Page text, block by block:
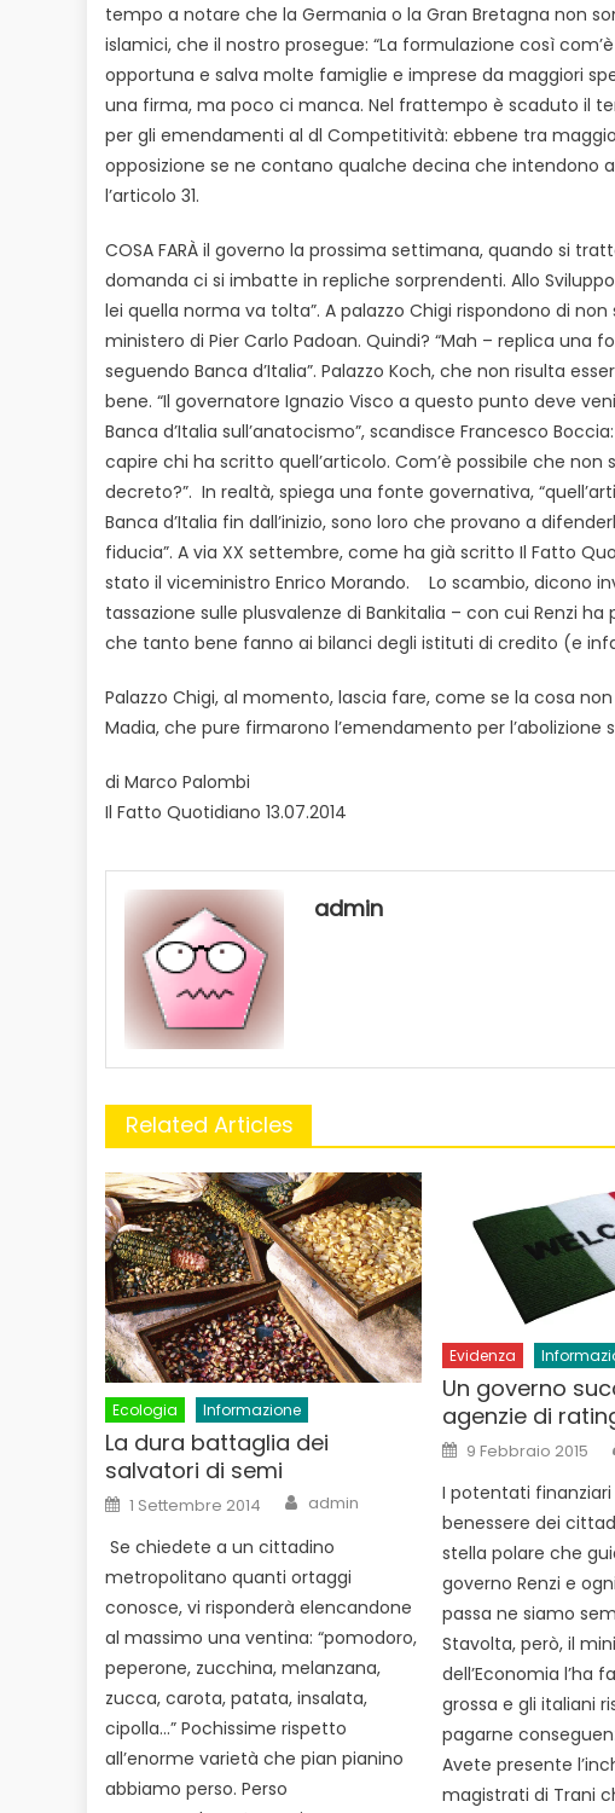
tempo a notare che la Germania o la Gran Bretagna non
islamici, che il nostro prosegue: “La formulazione così
opportuna e salva molte famiglie e imprese da maggiori
una firma, ma poco ci manca. Nel frattempo è scaduto il
per gli emendamenti al dl Competitività: ebbene tra
opposizione se ne contano qualche decina che intendono
l’articolo 31.
COSA FARÀ il governo la prossima settimana, quando si
domanda ci si imbatte in repliche sorprendenti. Allo
lei quella norma va tolta”. A palazzo Chigi rispondono di
ministero di Pier Carlo Padoan. Quindi? “Mah – replica
seguendo Banca d’Italia”. Palazzo Koch, che non risulta
bene. “Il governatore Ignazio Visco a questo punto deve
Banca d’Italia sull’anatocismo”, scandisce Francesco
capire chi ha scritto quell’articolo. Com’è possibile che
decreto?”. In realtà, spiega una fonte governativa,
Banca d’Italia fin dall’inizio, sono loro che provano a
fiducia”. A via XX settembre, come ha già scritto Il Fatto
stato il viceministro Enrico Morando. Lo scambio, dicono
tassazione sulle plusvalenze di Bankitalia – con cui Renzi
che tanto bene fanno ai bilanci degli istituti di credito (e
Palazzo Chigi, al momento, lascia fare, come se la cosa
Madia, che pure firmarono l’emendamento per l’abolizione
di Marco Palombi
Il Fatto Quotidiano 13.07.2014
admin
Related Articles
Ecologia Informazione
La dura battaglia dei
salvatori di semi
Posted
on
1 Settembre 2014 Author
admin
Se chiedete a un cittadino
metropolitano quanti ortaggi
conosce, vi risponderà elencandone
al massimo una ventina: “pomodoro,
peperone, zucchina, melanzana,
zucca, carota, patata, insalata,
cipolla…” Pochissime rispetto
all’enorme varietà che pian pianino
abbiamo perso. Perso
Evidenza
Un governo
agenzie di
Posted
on
9 Febbraio 2015
I potentati
benessere dei
stella polare che
governo Renzi e
passa ne siamo
Stavolta, però, il
dell’Economia l’ha
grossa e gli italiani
pagarne
Avete presente
magistrati di Trani